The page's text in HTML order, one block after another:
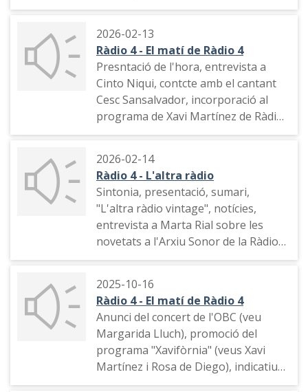
2026-02-13
Ràdio 4 - El matí de Ràdio 4
Presntació de l'hora, entrevista a
Cinto Niqui, contcte amb el cantant
Cesc Sansalvador, incorporació al
programa de Xavi Martínez de Ràdio
4, la directora de RNE a Catalunya
50 anys de Ràdio 4, el Dia Mundial de
la Ràdio, l'Arxiu Sonor de la Ràdio a
Catalunya de la UAB, concurs
telefònic, entrada de Montse Soto
del programa "El segon cafè" de La 2
Cat que fa una connexió en directe,
trucada d'una oïdora per explicar els
seus records radiofònics, breu
dramàtic radiofònic, previsió de
continguts per a la propera setmana
i comiat
2026-02-14
Ràdio 4 - L'altra ràdio
Sintonia, presentació, sumari,
"L'altra ràdio vintage", notícies,
entrevista a Marta Rial sobre les
novetats a l'Arxiu Sonor de la Ràdio a
Catalunya de la Universitat
intel·ligència artificial des del
Barcelona Supercomuting Center, la
càmera Sony
2025-10-16
Ràdio 4 - El matí de Ràdio 4
Anunci del concert de l'OBC (veu
Margarida Lluch), promoció del
programa "Xavifòrnia" (veus Xavi
Martínez i Rosa de Diego), indicatiu
de la ràdio, els vídeos més virals de